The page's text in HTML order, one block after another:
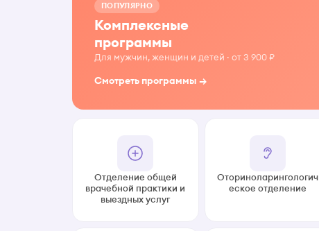
ПОПУЛЯРНО
Комплексные
программы
Для мужчин, женщин и детей · от 3 900 ₽
Смотреть программы →
Отделение общей
врачебной практики и
выездных услуг
Оториноларингологич
еское отделение